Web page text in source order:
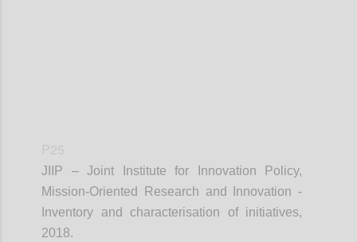
JIIP – Joint Institute for Innovation Policy,
Mission-Oriented Research and Innovation -
Inventory and characterisation of initiatives,
2018.